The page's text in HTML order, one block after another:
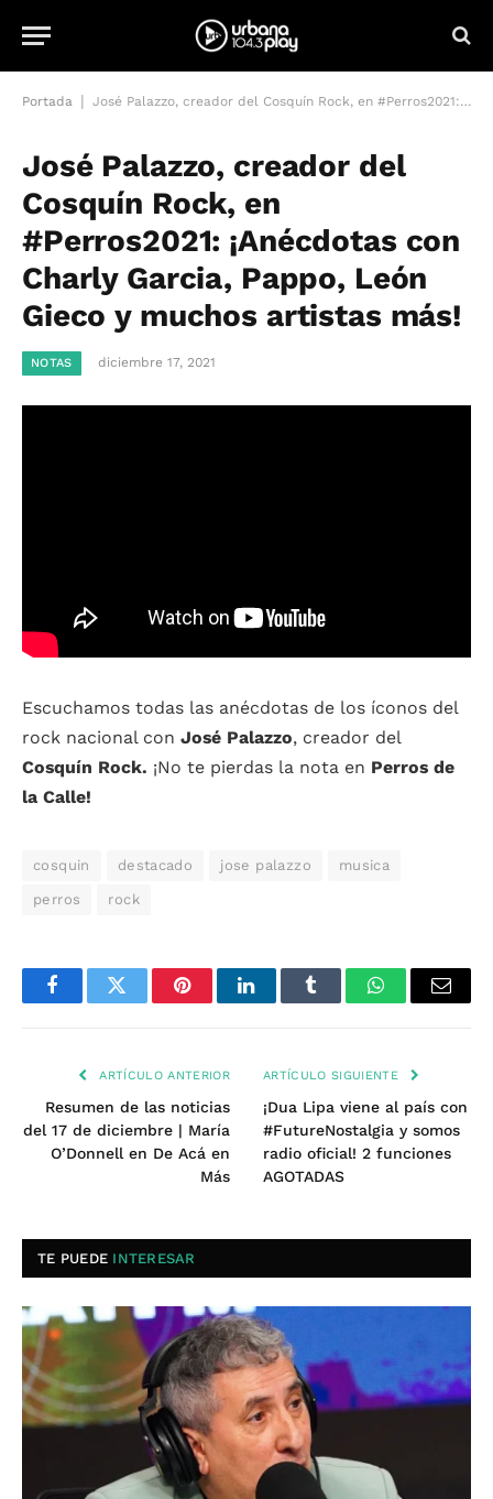
Portada José Palazzo, creador del Cosquín Rock, en #Perros2021: ¡Anécdotas con Charly Garcia, Pappo, León Gieco y muchos artistas más!
José Palazzo, creador del
Cosquín Rock, en
#Perros2021: ¡Anécdotas con
Charly Garcia, Pappo, León
Gieco y muchos artistas más!
NOTAS diciembre 17, 2021
Escuchamos todas las anécdotas de los íconos del
rock nacional con José Palazzo, creador del
Cosquín Rock. ¡No te pierdas la nota en Perros de
la Calle!
cosquin destacado jose palazzo musica
perros rock
FacebookTwitter PinterestLinkedInTumblr WhatsAppEmail
ARTÍCULO ANTERIOR
Resumen de las noticias
del 17 de diciembre | María
O’Donnell en De Acá en
Más
ARTÍCULO SIGUIENTE
¡Dua Lipa viene al país con
#FutureNostalgia y somos
radio oficial! 2 funciones
AGOTADAS
TE PUEDE INTERESAR